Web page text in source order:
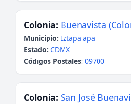
Colonia: Buenavista
Municipio: Iztapalapa
Estado: CDMX
Códigos Postales: 09700
Colonia: San José